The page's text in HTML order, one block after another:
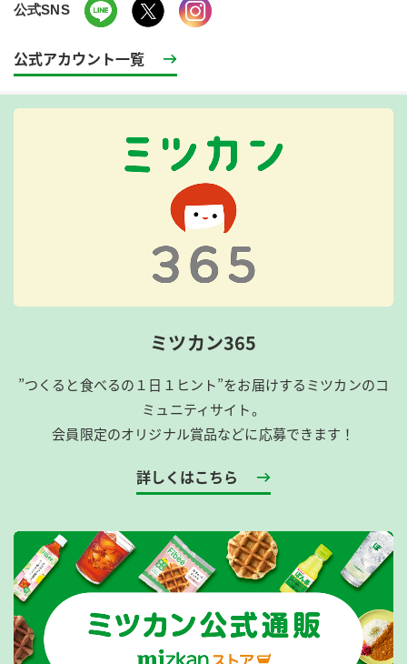
公式SNS
公式アカウント一覧
ミツカン365
”つくると食べるの１日１ヒント”をお届けするミツカンのコ
ミュニティサイト。
会員限定のオリジナル賞品などに応募できます！
詳しくはこちら